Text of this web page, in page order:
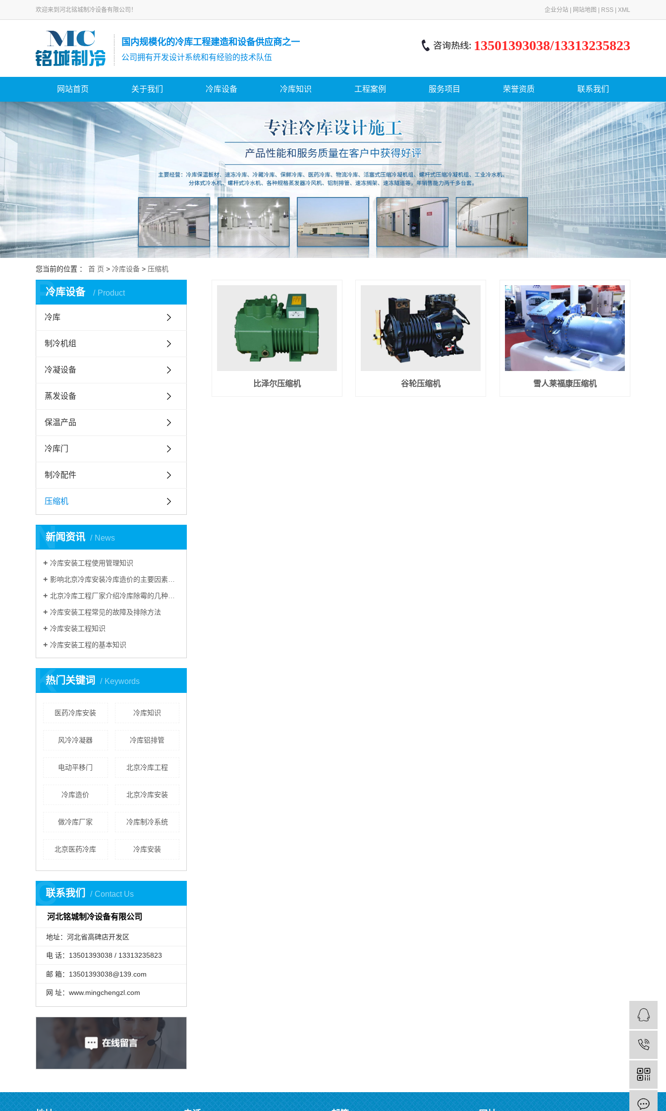
欢迎来到河北铭城制冷设备有限公司！ 企业分站 网站地图 RSS XML
国内规模化的冷库工程建造和设备供应商之一
公司拥有开发设计系统和有经验的技术队伍
13501393038/13313235823
网站首页 关于我们 冷库设备 冷库知识 工程案例 服务项目 荣誉资质 联系我们
您当前的位置 ： 首 页 > 冷库设备 > 压缩机
冷库设备 Product
P
冷库
制冷机组
冷凝设备
蒸发设备
保温产品
冷库门
制冷配件
压缩机
新闻资讯 News
N
冷库安装工程使用管理知识
影响北京冷库安装冷库造价的主要因素有哪些？
北京冷库工程厂家介绍冷库除霉的几种方法
冷库安装工程常见的故障及排除方法
冷库安装工程知识
冷库安装工程的基本知识
热门关键词 Keywords
K
医药冷库安装 冷库知识
风冷冷凝器 冷库铝排管
电动平移门 北京冷库工程
冷库造价 北京冷库安装
做冷库厂家 冷库制冷系统
北京医药冷库 ​冷库安装
联系我们 Contact Us
C
河北铭城制冷设备有限公司
地址：河北省高碑店开发区
电 话：13501393038 / 13313235823
邮 箱：13501393038@139.com
网 址：www.mingchengzl.com
比泽尔压缩机 谷轮压缩机 雪人莱福康压缩机